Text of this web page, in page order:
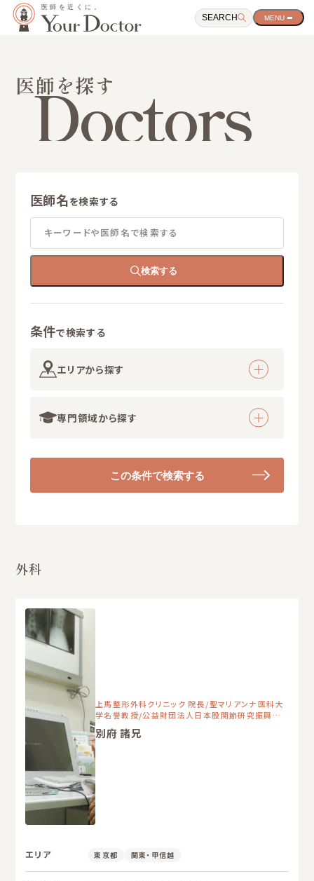
SEARCH
サ
Doctors
医師を探す
医師名を検索する
キーワードや医師名で検索する
検索する
条件で検索する
エリアから探す
専門領域から探す
この条件で検索する
外科
上馬整形外科クリニック 院長/聖マリアンナ医科大
学名誉教授/公益財団法人日本股関節研究振興財
団 理事長
別府 諸兄
エリア 東京都 関東・甲信越